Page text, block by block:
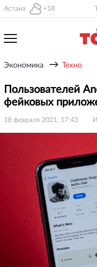
Астана +18
Экономика → Техно
Пользователей
фейковых
18 февраля 2021, 17:43